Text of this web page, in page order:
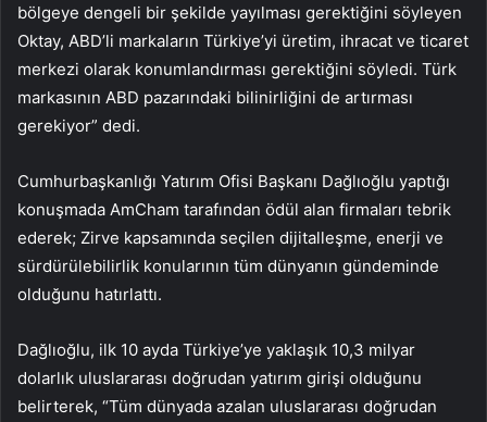
bölgeye dengeli bir şekilde yayılması gerektiğini söyleyen
Oktay, ABD’li markaların Türkiye’yi üretim, ihracat ve ticaret
merkezi olarak konumlandırması gerektiğini söyledi. Türk
markasının ABD pazarındaki bilinirliğini de artırması
gerekiyor” dedi.
Cumhurbaşkanlığı Yatırım Ofisi Başkanı Dağlıoğlu yaptığı
konuşmada AmCham tarafından ödül alan firmaları tebrik
ederek; Zirve kapsamında seçilen dijitalleşme, enerji ve
sürdürülebilirlik konularının tüm dünyanın gündeminde
olduğunu hatırlattı.
Dağlıoğlu, ilk 10 ayda Türkiye’ye yaklaşık 10,3 milyar
dolarlık uluslararası doğrudan yatırım girişi olduğunu
belirterek, “Tüm dünyada azalan uluslararası doğrudan